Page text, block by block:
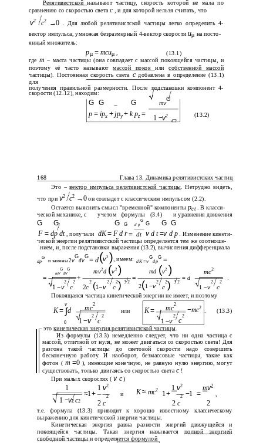
Релятивистскойназывают частицу, скорость которой не мала по
сравнению со скоростью светаc, и для которой нельзя считать, что
v2 c2 →0 . Для любой релятивистской частицы легко определить 4-
вектор импульса, умножая безразмерный 4-вектор скоростиuµ на посто-
янный множитель:
pµ = mcuµ,
(13.1)
гдеm – масса частицы (она совпадает с массой покоящейся частицы, и
поэтому её часто называютмассой покояилисобственной массой
частицы). Постоянная скорость света cдобавлена в определение (13.1)
для
получения правильной размерности. После подстановки компонент 4-
скорости (12.12), находим:
G G G mv
G
p = ipx +jpy +k pz= (13.2)
1 −v2
c2
168 Глава 13. Динамика релятивистских частиц
Это –вектор импульса релятивистской частицы . Нетрудно видеть,
что при v2 c2 →0он совпадет с классическим импульсом (2.2).
Остается выяснить смысл "временной" компонентыpct. В класси-
ческой механике, с учетом формулы (3.4) и уравнения движения
G G G G d p
G
G G G
F = dp dt, получали dK=F d r = vd t=v d p. Изменение кинети-
dt
ческой энергии релятивистской частицы определяется тем же соотноше-
нием, и, после подстановки выражения (13.2), вычисления дифференциала
dp
G
и замены2v
G
dv
G= d(v2 ), имеем: dK=v
G
dp
G =
mv
G
dv
G mv2d (v2 ) md (v2 ) mc2
= + = = d .
2 2 2 (1
2 2) 3 2
2(1−v
2 2) 3 2 2 2
1 −v c 2c −v c c 1−v c
Покоящаяся частица кинетической энергии не имеет, и поэтому
v
mc
2
mc
2
−mc2
K= ∫d или K= (13.3)
1−v
2
c
2
1 −v
2
c
2
0
– этокинетическая энергия релятивистской частицы.
Из формулы (13.3) немедленно следует, что ни одна частица с
массой, отличной от нуля, не может двигаться со скоростью света! Для
разгона такой частицы до световой скорости надо совершить
бесконечную работу. И наоборот, безмассовые частицы, такие как
фотон ( m=0 ), имеющие конечную, не равную нулю энергию, могут
существовать, только двигаясь со скоростью светаc !
При малых скоростях (v c)
1 1v2
K≈mc2 1 v2 mv2
≈1+ и 1+ −1 =
2 2
1 −v2c2 2c 2 c 2
т.е. формула (13.3) приводит к хорошо известному классическому
выражению для кинетической энергии частицы.
Кинетическая энергия равна разности энергий движущейся и
покоящейся частицы. Такая энергия называется полной энергией
свободной частицыи определяется формулой